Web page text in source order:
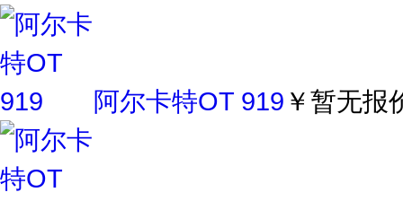
阿尔卡特OT 919 ￥暂无报